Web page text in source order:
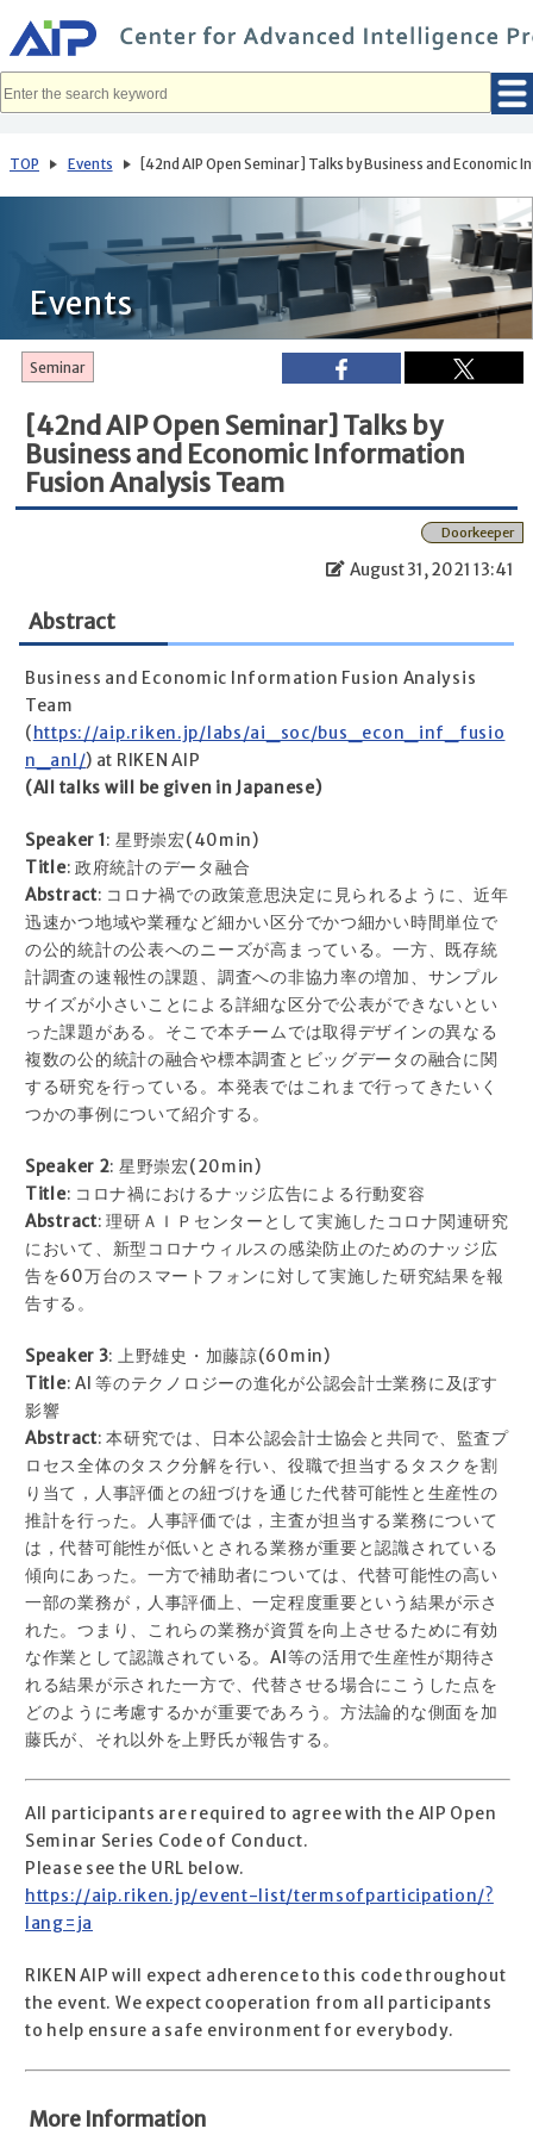
イ
ン
コ
へ
動
TOP Events [42nd AIP Open Seminar] Talks by Business and Economic
Events
Seminar
[42nd AIP Open Seminar] Talks by
Business and Economic Information
Fusion Analysis Team
Doorkeeper
August 31, 2021 13:41
Abstract
Business and Economic Information Fusion Analysis
Team
( https://aip.riken.jp/labs/ai_soc/bus_econ_inf_fusio
n_anl/) at RIKEN AIP
(All talks will be given in Japanese)
Speaker 1 : 星野崇宏(40min)
Title: 政府統計のデータ融合
Abstract: コロナ禍での政策意思決定に見られるように、近年
迅速かつ地域や業種など細かい区分でかつ細かい時間単位で
の公的統計の公表へのニーズが高まっている。一方、既存統
計調査の速報性の課題、調査への非協力率の増加、サンプル
サイズが小さいことによる詳細な区分で公表ができないとい
った課題がある。そこで本チームでは取得デザインの異なる
複数の公的統計の融合や標本調査とビッグデータの融合に関
する研究を行っている。本発表ではこれまで行ってきたいく
つかの事例について紹介する。
Speaker 2: 星野崇宏(20min)
Title: コロナ禍におけるナッジ広告による行動変容
Abstract: 理研ＡＩＰセンターとして実施したコロナ関連研究
において、新型コロナウィルスの感染防止のためのナッジ広
告を60万台のスマートフォンに対して実施した研究結果を報
告する。
Speaker 3: 上野雄史・加藤諒(60min)
Title: AI 等のテクノロジーの進化が公認会計士業務に及ぼす
影響
Abstract: 本研究では、日本公認会計士協会と共同で、監査プ
ロセス全体のタスク分解を行い、役職で担当するタスクを割
り当て，人事評価との紐づけを通じた代替可能性と生産性の
推計を行った。人事評価では，主査が担当する業務について
は，代替可能性が低いとされる業務が重要と認識されている
傾向にあった。一方で補助者については、代替可能性の高い
一部の業務が，人事評価上、一定程度重要という結果が示さ
れた。つまり、これらの業務が資質を向上させるために有効
な作業として認識されている。AI等の活用で生産性が期待さ
れる結果が示された一方で、代替させる場合にこうした点を
どのように考慮するかが重要であろう。方法論的な側面を加
藤氏が、それ以外を上野氏が報告する。
All participants are required to agree with the AIP Open
Seminar Series Code of Conduct.
Please see the URL below.
https://aip.riken.jp/event-list/termsofparticipation/?
lang=ja
RIKEN AIP will expect adherence to this code throughout
the event. We expect cooperation from all participants
to help ensure a safe environment for everybody.
More Information